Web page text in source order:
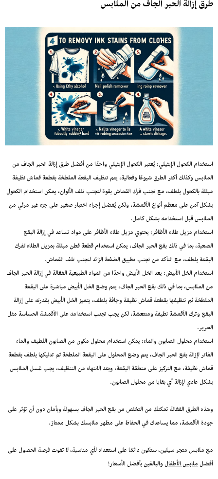
طرق إزالة الحبر الجاف من الملابس
استخدام الكحول الإيثيلي: يُعتبر الكحول الإيثيلي واحدًا من أفضل طرق إزالة الحبر الجاف من
الملابس وكذلك أكثر الطرق شيوعًا وفعالية، يتم تنظيف البقعة الملطخة بقطعة قماش نظيفة
مبللة بالكحول بلطف، مع تجنب فرك القماش بقوة لتجنب تلف الألوان، يمكن استخدام الكحول
بشكل آمن على معظم أنواع الأقمشة، ولكن يُفضل إجراء اختبار صغير على جزء غير مرئي من
الملابس قبل استخدامه بشكل كامل.
استخدام مزيل طلاء الأظافر: يحتوي مزيل طلاء الأظافر على مواد تساعد في إزالة البقع
الصعبة، بما في ذلك بقع الحبر الجاف، يمكن استخدام قطعة قطن مبللة بمزيل الطلاء لفرك
البقعة بلطف، مع التأكد من تجنب تطبيق الضغط الزائد لتجنب تلف القماش.
استخدام الخل الأبيض: يعد الخل الأبيض واحدًا من المواد الطبيعية الفعّالة في إزالة الحبر الجاف
من الملابس، بما في ذلك بقع الحبر الجاف، يتم وضع الخل الأبيض مباشرة على البقعة
الملطخة ثم تنظيفها بقطعة قماش نظيفة وجافة بلطف، يتميز الخل الأبيض بقدرته على إزالة
البقع وترك الأقمشة نظيفة ومنتعشة، لكن يجب تجنب استخدامه على الأقمشة الحساسة مثل
الحرير.
استخدام محلول الصابون والماء: يمكن استخدام محلول مكون من الصابون اللطيف والماء
الفاتر لإزالة بقع الحبر الجاف، يتم وضع المحلول على البقعة الملطخة ثم تدليكها بلطف بقطعة
قماش نظيفة، مع التركيز على منطقة البقعة، وبعد الانتهاء من التنظيف، يجب غسل الملابس
بشكل عادي لإزالة أي بقايا من محلول الصابون.
وهذه الطرق الفعّالة تمكنك من التخلص من بقع الحبر الجاف بسهولة وبأمان دون أن تؤثر على
جودة الأقمشة، مما يساعدك في الحفاظ على مظهر ملابسك بشكل ممتاز.
مع ملابس متجر سيلين، ستكون دائمًا على استعداد لأي مناسبة، لا تفوت فرصة الحصول على
أفضلملابس الأطفالوالبالغين بأفضل الأسعار!